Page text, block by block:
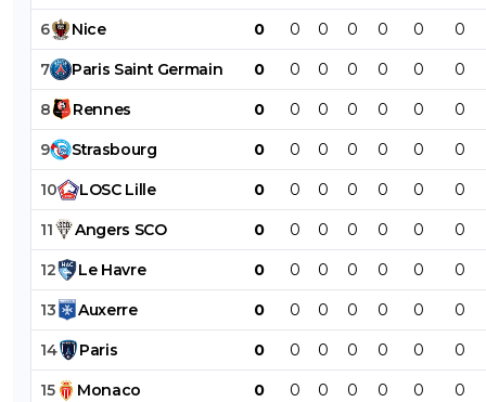
6 Nice 0 0 0 0 0 0 0
7 Paris Saint Germain 0 0 0 0 0 0 0
8 Rennes 0 0 0 0 0 0 0
9 Strasbourg 0 0 0 0 0 0 0
10 LOSC Lille 0 0 0 0 0 0 0
11 Angers SCO 0 0 0 0 0 0 0
12 Le Havre 0 0 0 0 0 0 0
13 Auxerre 0 0 0 0 0 0 0
14 Paris 0 0 0 0 0 0 0
15 Monaco 0 0 0 0 0 0 0